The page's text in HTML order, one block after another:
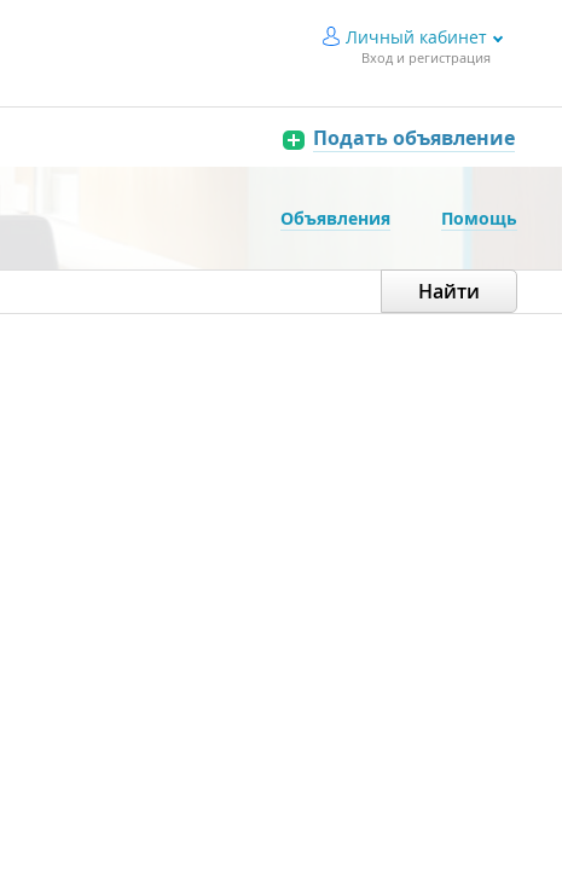
Личный кабинет
Вход и регистрация
Подать объявление
Объявления Помощь